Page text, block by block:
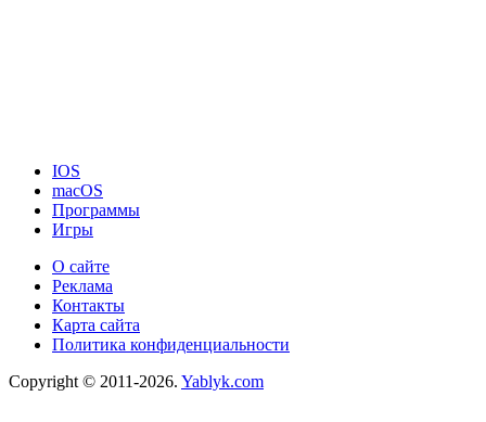
IOS
macOS
Программы
Игры
О сайте
Реклама
Контакты
Карта сайта
Политика конфиденциальности
Copyright © 2011-2026. Yablyk.сom